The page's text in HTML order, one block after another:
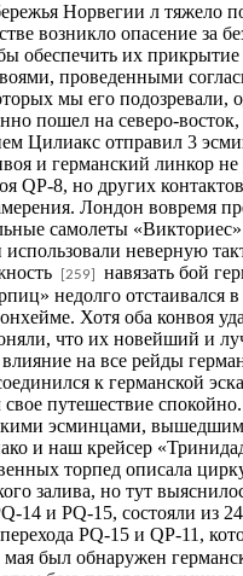
Норвегии л
возникло опасение за
обеспечить их
проведенными
мы его
пошел на северо-
Цилиакс отправил 3
и германский линкор не
QP-8, но других
Лондон вовремя
самолеты
использовали неверную
[259]
навязать бой
недолго
Хотя оба конвоя
что их новейший и
на все рейды
к германской
путешествие
эсминцами,
и наш крейсер
торпед описала
залива, но тут
14 и PQ-15, состояли из
PQ-15 и QP-11,
был обнаружен